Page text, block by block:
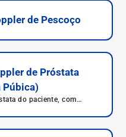
de Pescoço
de Próstata
Púbica)
do paciente, com